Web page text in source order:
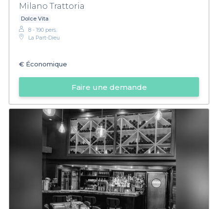
Milano Trattoria
Dolce Vita
8 - 190 pers.
La Part-Dieu
€ Économique
Faire une demande